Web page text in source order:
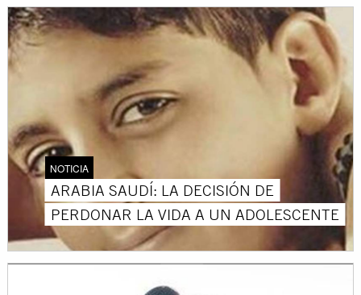
NOTICIA
ARABIA SAUDÍ: LA DECISIÓN DE
PERDONAR LA VIDA A UN ADOLESCENTE